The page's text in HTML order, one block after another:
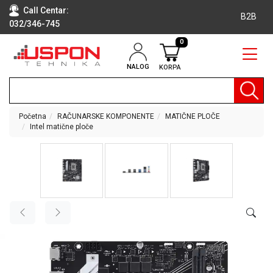
Call Centar:
032/346-745
B2B
NALOG KORPA
0
RAČUNARI
TEHNIKA
KLIME I
DODATNA
Početna RAČUNARSKE KOMPONENTE
MATIČNE PLOČE
Intel matične ploče